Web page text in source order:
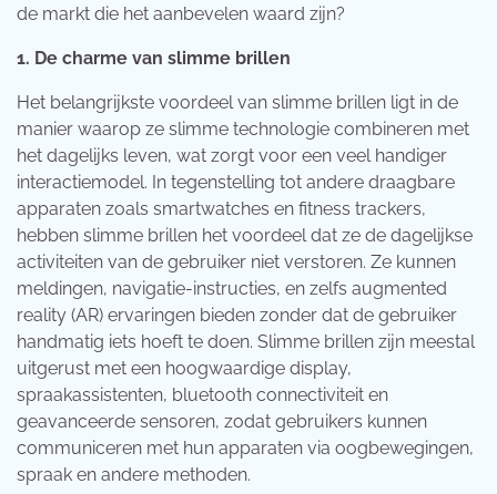
de markt die het aanbevelen waard zijn?
1. De charme van slimme brillen
Het belangrijkste voordeel van slimme brillen ligt in de
manier waarop ze slimme technologie combineren met
het dagelijks leven, wat zorgt voor een veel handiger
interactiemodel. In tegenstelling tot andere draagbare
apparaten zoals smartwatches en fitness trackers,
hebben slimme brillen het voordeel dat ze de dagelijkse
activiteiten van de gebruiker niet verstoren. Ze kunnen
meldingen, navigatie-instructies, en zelfs augmented
reality (AR) ervaringen bieden zonder dat de gebruiker
handmatig iets hoeft te doen. Slimme brillen zijn meestal
uitgerust met een hoogwaardige display,
spraakassistenten, bluetooth connectiviteit en
geavanceerde sensoren, zodat gebruikers kunnen
communiceren met hun apparaten via oogbewegingen,
spraak en andere methoden.